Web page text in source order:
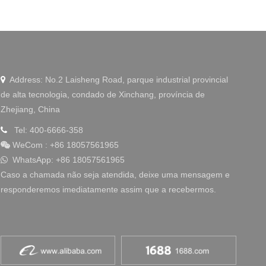
Address: No.2 Laisheng Road, parque industrial provincial
de alta tecnologia, condado de Xinchang, província de
Zhejiang, China
 Tel: 400-6666-358
 WeCom : +86 18057561965
 WhatsApp: +86 18057561965
Caso a chamada não seja atendida, deixe uma mensagem e
responderemos imediatamente assim que a recebermos.